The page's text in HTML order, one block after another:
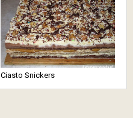
Ciasto Snickers